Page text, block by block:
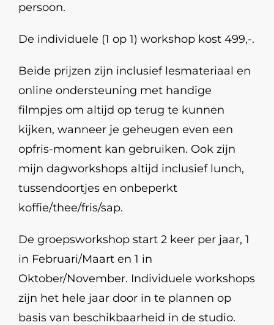
persoon.
De individuele (1 op 1) workshop kost 499,-.
Beide prijzen zijn inclusief lesmateriaal en
online ondersteuning met handige
filmpjes om altijd op terug te kunnen
kijken, wanneer je geheugen even een
opfris-moment kan gebruiken. Ook zijn
mijn dagworkshops altijd inclusief lunch,
tussendoortjes en onbeperkt
koffie/thee/fris/sap.
De groepsworkshop start 2 keer per jaar, 1
in Februari/Maart en 1 in
Oktober/November. Individuele workshops
zijn het hele jaar door in te plannen op
basis van beschikbaarheid in de studio.